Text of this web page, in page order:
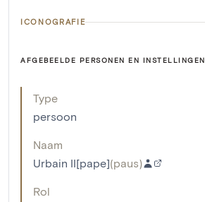
ICONOGRAFIE
AFGEBEELDE PERSONEN EN INSTELLINGEN
Type
persoon
Naam
Urbain II[pape](paus)
Rol